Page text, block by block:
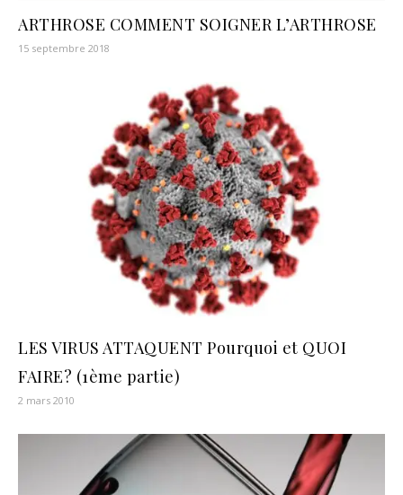
ARTHROSE COMMENT SOIGNER L’ARTHROSE
15 septembre 2018
LES VIRUS ATTAQUENT Pourquoi et QUOI
FAIRE? (1ème partie)
2 mars 2010